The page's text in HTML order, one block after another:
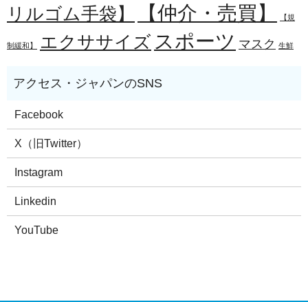
リルゴム手袋】
【仲介・売買】 【規
制緩和】 エクササイズ スポーツ マスク 生鮮
Facebook
X（旧Twitter）
Instagram
Linkedin
YouTube